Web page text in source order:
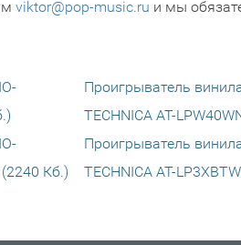
viktor@pop-music.ru и мы
(2240 Кб.)
Проигрыватель
TECHNICA AT-
Проигрыватель
TECHNICA AT-